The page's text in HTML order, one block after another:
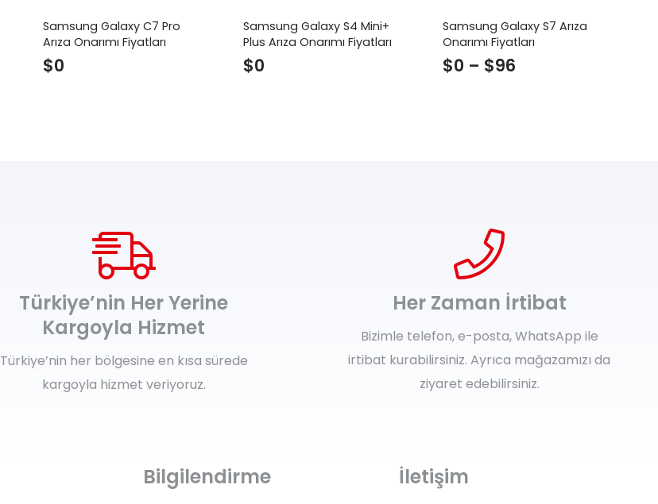
Samsung Galaxy C7 Pro
Arıza Onarımı Fiyatları
$0
Samsung Galaxy S4 Mini+
Plus Arıza Onarımı Fiyatları
$0
Samsung Galaxy S7 Arıza
Onarımı Fiyatları
$0 – $96
Türkiye’nin Her Yerine
Kargoyla Hizmet
Türkiye’nin her bölgesine en kısa sürede
kargoyla hizmet veriyoruz.
Her Zaman İrtibat
Bizimle telefon, e-posta, WhatsApp ile
irtibat kurabilirsiniz. Ayrıca mağazamızı da
ziyaret edebilirsiniz.
Bilgilendirme İletişim